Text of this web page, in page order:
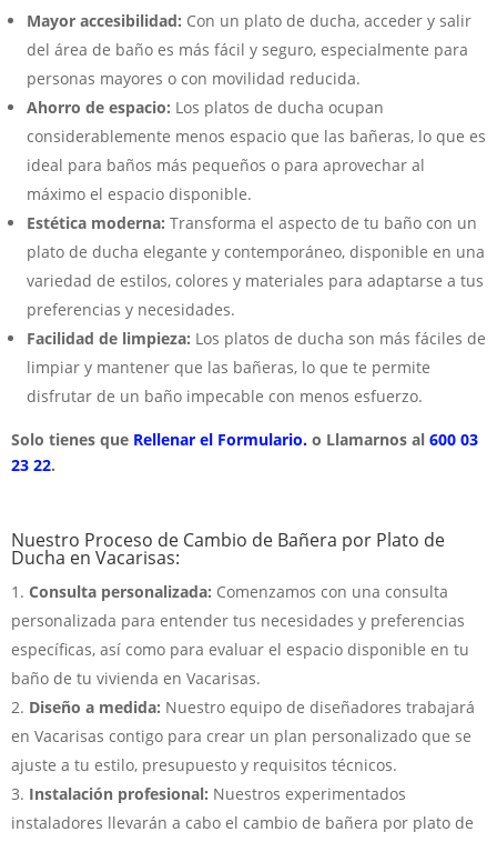
Mayor accesibilidad: Con un plato de ducha, acceder y salir
del área de baño es más fácil y seguro, especialmente para
personas mayores o con movilidad reducida.
Ahorro de espacio: Los platos de ducha ocupan
considerablemente menos espacio que las bañeras, lo que es
ideal para baños más pequeños o para aprovechar al
máximo el espacio disponible.
Estética moderna: Transforma el aspecto de tu baño con un
plato de ducha elegante y contemporáneo, disponible en una
variedad de estilos, colores y materiales para adaptarse a tus
preferencias y necesidades.
Facilidad de limpieza: Los platos de ducha son más fáciles de
limpiar y mantener que las bañeras, lo que te permite
disfrutar de un baño impecable con menos esfuerzo.
Solo tienes que Rellenar el Formulario. o Llamarnos al 600 03
23 22.
Nuestro Proceso de Cambio de Bañera por Plato de
Ducha en Vacarisas:
Consulta personalizada: Comenzamos con una consulta
personalizada para entender tus necesidades y preferencias
específicas, así como para evaluar el espacio disponible en tu
baño de tu vivienda en Vacarisas.
Diseño a medida: Nuestro equipo de diseñadores trabajará
en Vacarisas contigo para crear un plan personalizado que se
ajuste a tu estilo, presupuesto y requisitos técnicos.
Instalación profesional: Nuestros experimentados
instaladores llevarán a cabo el cambio de bañera por plato de